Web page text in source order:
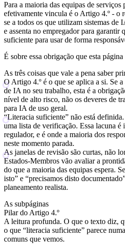
Para a maioria das equipas de
efetivamente vincula é o Artigo 4.º - o
se a todos os que utilizam sistemas de
e assenta no empregador para garantir
suficiente para usar de forma
É sobre essa obrigação que esta
As três coisas que vale a pena saber
O Artigo 4.º é o que se aplica a si. Se
de IA no seu trabalho, esta é a
nível de alto risco, não os deveres de
para IA de uso geral.
“Literacia suficiente” não está definida.
uma lista de verificação. Essa lacuna
regulador, e é onde a maioria dos
neste momento parada.
As janelas de revisão são curtas, não
Estados-Membros vão avaliar a
do que a maioria das equipas espera.
isto” e “precisamos disto
planeamento realista.
As subpáginas
Pilar do Artigo 4.º
A leitura profunda. O que o texto diz,
o que “literacia suficiente” parece
comuns que vemos.